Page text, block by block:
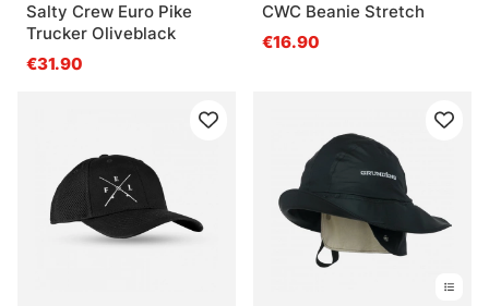
Salty Crew Euro Pike
Trucker Oliveblack
€31.90
CWC Beanie Stretch
€16.90